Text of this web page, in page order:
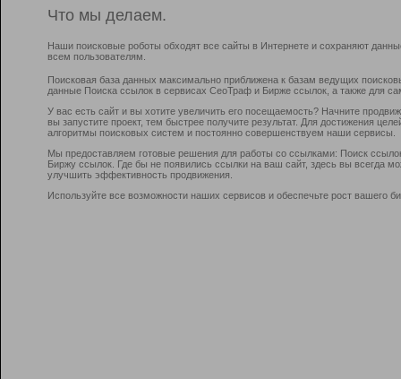
Что мы делаем.
Наши поисковые роботы обходят все сайты в Интернете и сохраняют
всем пользователям.
Поисковая база данных максимально приближена к базам ведущих
данные Поиска ссылок в сервисах СеоТраф и Бирже ссылок, а также для
У вас есть сайт и вы хотите увеличить его посещаемость? Начните
вы запустите проект, тем быстрее получите результат. Для достижения
алгоритмы поисковых систем и постоянно совершенствуем наши сервисы.
Мы предоставляем готовые решения для работы со ссылками: Поиск
Биржу ссылок. Где бы не появились ссылки на ваш сайт, здесь вы всегда
улучшить эффективность продвижения.
Используйте все возможности наших сервисов и обеспечьте рост вашего